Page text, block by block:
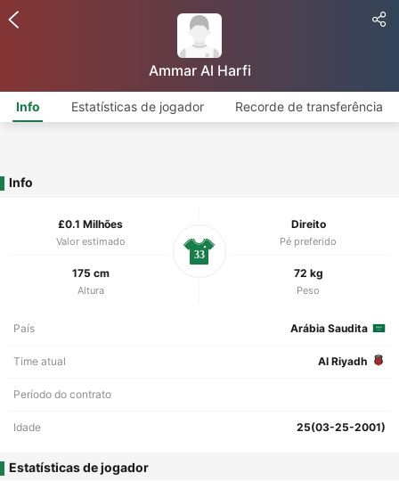
Ammar Al Harfi
Info Estatísticas de jogador Recorde de transferência
Info
£0.1 Milhões
Valor estimado
Direito
Pé preferido
175 cm
Altura
72 kg
Peso
33
País Arábia Saudita
Time atual Al Riyadh
Período do contrato
Idade 25(03-25-2001)
Estatísticas de jogador